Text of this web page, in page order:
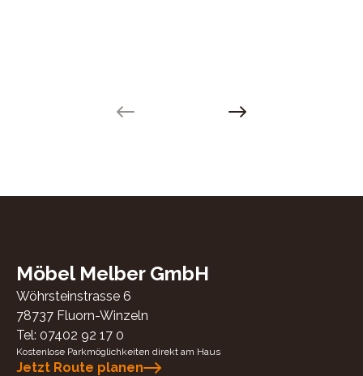
Next slide
Möbel Melber GmbH
Wöhrsteinstrasse 6
78737 Fluorn-Winzeln
Tel: 07402 92 17 0
Kostenlose Parkmöglichkeiten direkt am Haus
Jetzt Route planen